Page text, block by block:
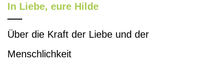
In Liebe, eure Hilde
Über die Kraft der Liebe und der
Menschlichkeit